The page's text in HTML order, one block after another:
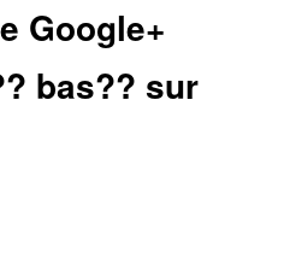
Google+
bas?? sur